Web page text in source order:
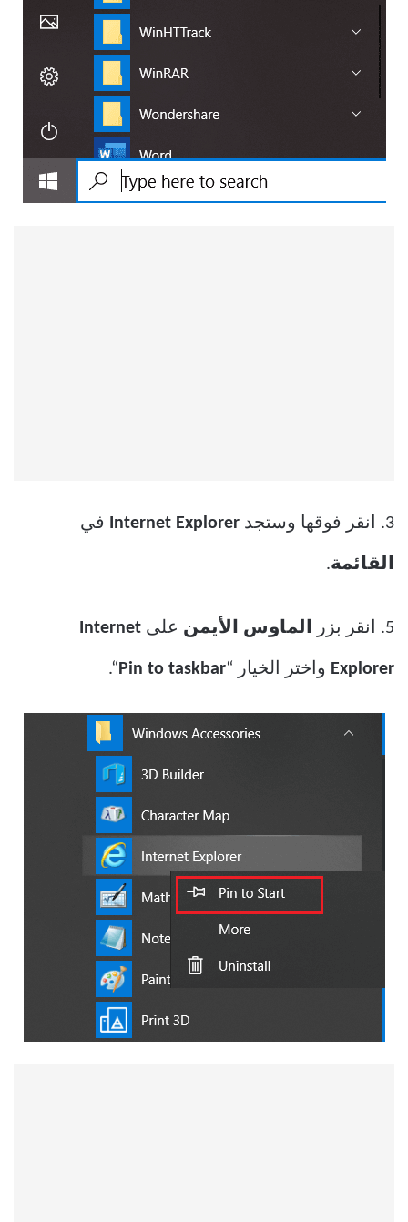
3. انقر فوقها وستجد في
القائمة.
5. انقر بزر الماوس الأيمن على Internet
Explorer واختر الخيار “Pin to taskbar
“.